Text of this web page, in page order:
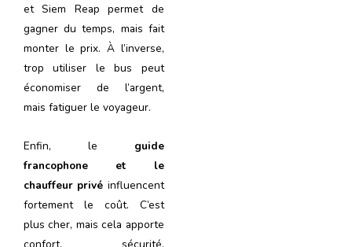
et Siem Reap permet de
gagner du temps, mais fait
monter le prix. À l’inverse,
trop utiliser le bus peut
économiser de l’argent,
mais fatiguer le voyageur.
Enfin, le guide
francophone et le
chauffeur privé influencent
fortement le coût. C’est
plus cher, mais cela apporte